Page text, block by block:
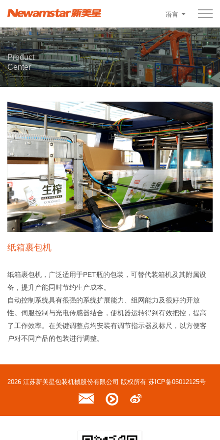
语言
Product
Center
纸箱裹包机
纸箱裹包机，广泛适用于PET瓶的包装，可替代装箱机及其附属设
备，提升产能同时节约生产成本。
自动控制系统具有很强的系统扩展能力、组网能力及很好的开放
性。伺服控制与光电传感器结合，使机器运转得到有效把控，提高
了工作效率。在关键调整点均安装有调节指示器及标尺，以方便客
户对不同产品的包装进行调整。
2026 江苏新美星包装机械股份有限公司 版权所有 苏ICP备05012125号